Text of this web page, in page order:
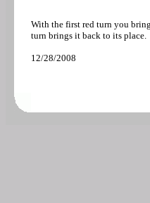
With the first red turn you
turn brings it back to its place.
12/28/2008